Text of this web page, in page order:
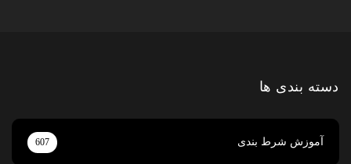
دسته بندی ها
آموزش شرط بندی 607